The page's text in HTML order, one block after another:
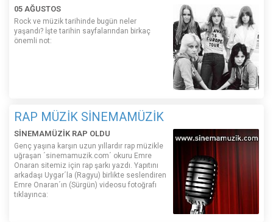
05 AĞUSTOS
Rock ve müzik tarihinde bugün neler
yaşandı? İşte tarihin sayfalarından birkaç
önemli not:
RAP MÜZİK SİNEMAMÜZİK
SİNEMAMÜZİK RAP OLDU
Genç yaşına karşın uzun yıllardır rap müzikle
uğraşan ´sinemamuzik.com´ okuru Emre
Onaran sitemiz için rap şarkı yazdı. Yapıtını
arkadaşı Uygar´la (Ragyu) birlikte seslendiren
Emre Onaran´ın (Sürgün) videosu fotoğrafı
tıklayınca: